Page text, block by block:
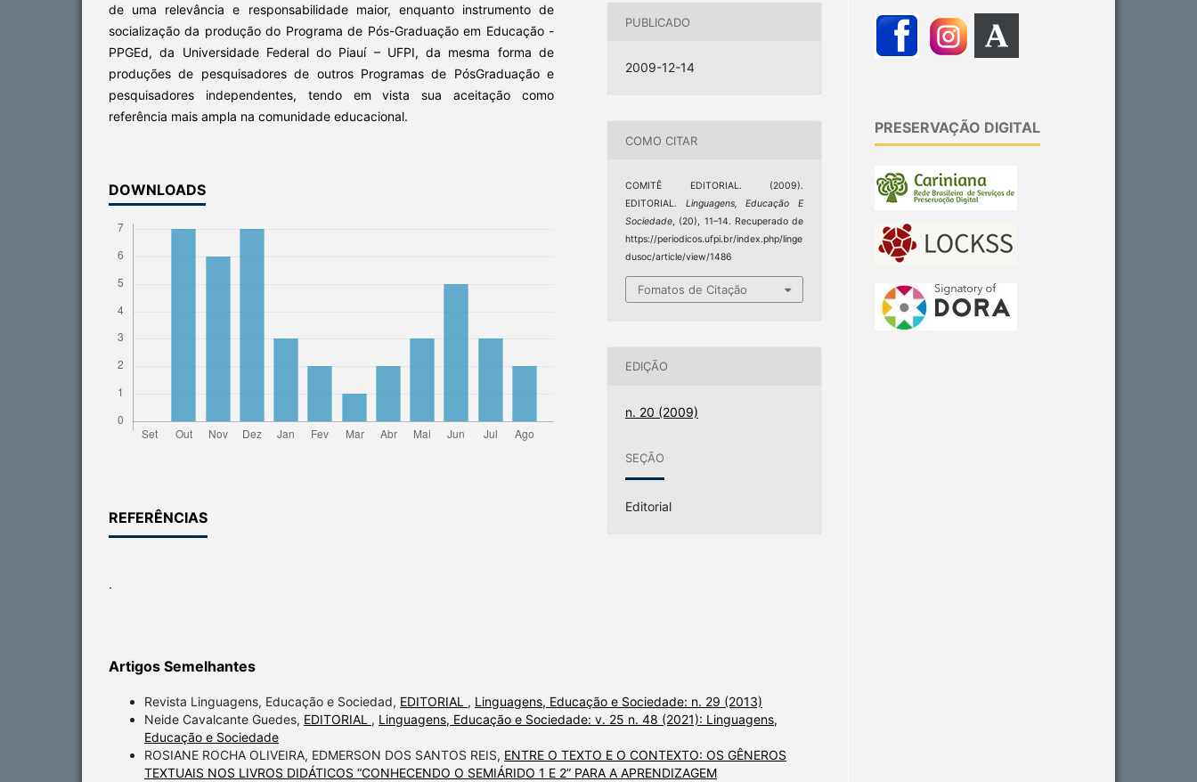
de uma relevância e responsabilidade maior, enquanto instrumento de
socialização da produção do Programa de Pós-Graduação em Educação -
PPGEd, da Universidade Federal do Piauí – UFPI, da mesma forma de
produções de pesquisadores de outros Programas de PósGraduação e
pesquisadores independentes, tendo em vista sua aceitação como
referência mais ampla na comunidade educacional.
DOWNLOADS
REFERÊNCIAS
.
PUBLICADO
2009-12-14
COMO CITAR
COMITÊ EDITORIAL. (2009).
EDITORIAL. Linguagens, Educação E
Sociedade, (20), 11–14. Recuperado de
https://periodicos.ufpi.br/index.php/linge
dusoc/article/view/1486
Fomatos de Citação
EDIÇÃO
n. 20 (2009)
SEÇÃO
Editorial
Artigos Semelhantes
Revista Linguagens, Educação e Sociedad, EDITORIAL , Linguagens, Educação e Sociedade: n. 29 (2013)
Neide Cavalcante Guedes, EDITORIAL , Linguagens, Educação e Sociedade: v. 25 n. 48 (2021): Linguagens,
Educação e Sociedade
ROSIANE ROCHA OLIVEIRA, EDMERSON DOS SANTOS REIS, ENTRE O TEXTO E O CONTEXTO: OS GÊNEROS
TEXTUAIS NOS LIVROS DIDÁTICOS “CONHECENDO O SEMIÁRIDO 1 E 2” PARA A APRENDIZAGEM
PRESERVAÇÃO DIGITAL